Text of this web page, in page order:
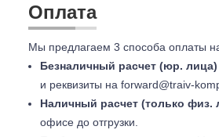
Оплата
Мы предлагаем 3 способа оплаты
Безналичный расчет (юр. лица)
и реквизиты на forward@traiv-
Наличный расчет (только физ.
офисе до отгрузки.